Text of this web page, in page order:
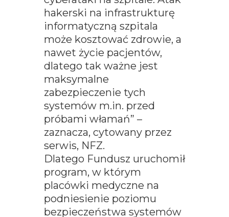
hakerski na infrastrukturę
informatyczną szpitala
może kosztować zdrowie, a
nawet życie pacjentów,
dlatego tak ważne jest
maksymalne
zabezpieczenie tych
systemów m.in. przed
próbami włamań” –
zaznacza, cytowany przez
serwis, NFZ.
Dlatego Fundusz uruchomił
program, w którym
placówki medyczne na
podniesienie poziomu
bezpieczeństwa systemów